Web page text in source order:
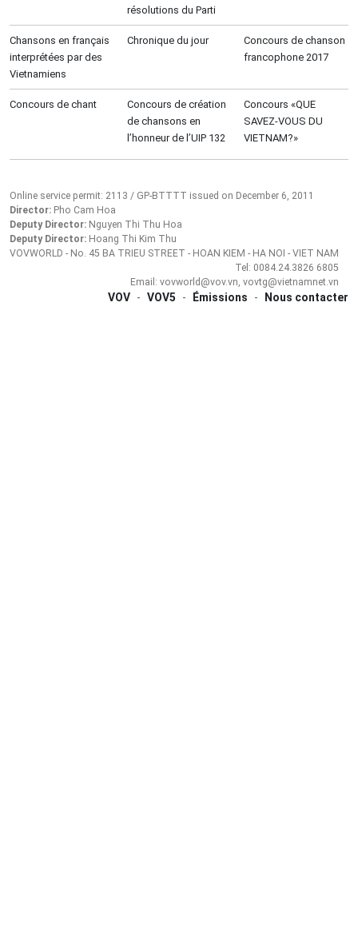
résolutions du Parti
Chansons en français
interprétées par des
Vietnamiens
Chronique du jour
Concours de chanson
francophone 2017
Concours de chant
Concours de création
de chansons en
l’honneur de l’UIP 132
Concours «QUE
SAVEZ-VOUS DU
VIETNAM?»
Online service permit: 2113 / GP-BTTTT issued on December 6, 2011
Director: Pho Cam Hoa
Deputy Director: Nguyen Thi Thu Hoa
Deputy Director: Hoang Thi Kim Thu
VOVWORLD - No. 45 BA TRIEU STREET - HOAN KIEM - HA NOI - VIET NAM
Tel: 0084.24.3826 6805
Email: vovworld@vov.vn, vovtg@vietnamnet.vn
VOV - VOV5 - Émissions - Nous contacter